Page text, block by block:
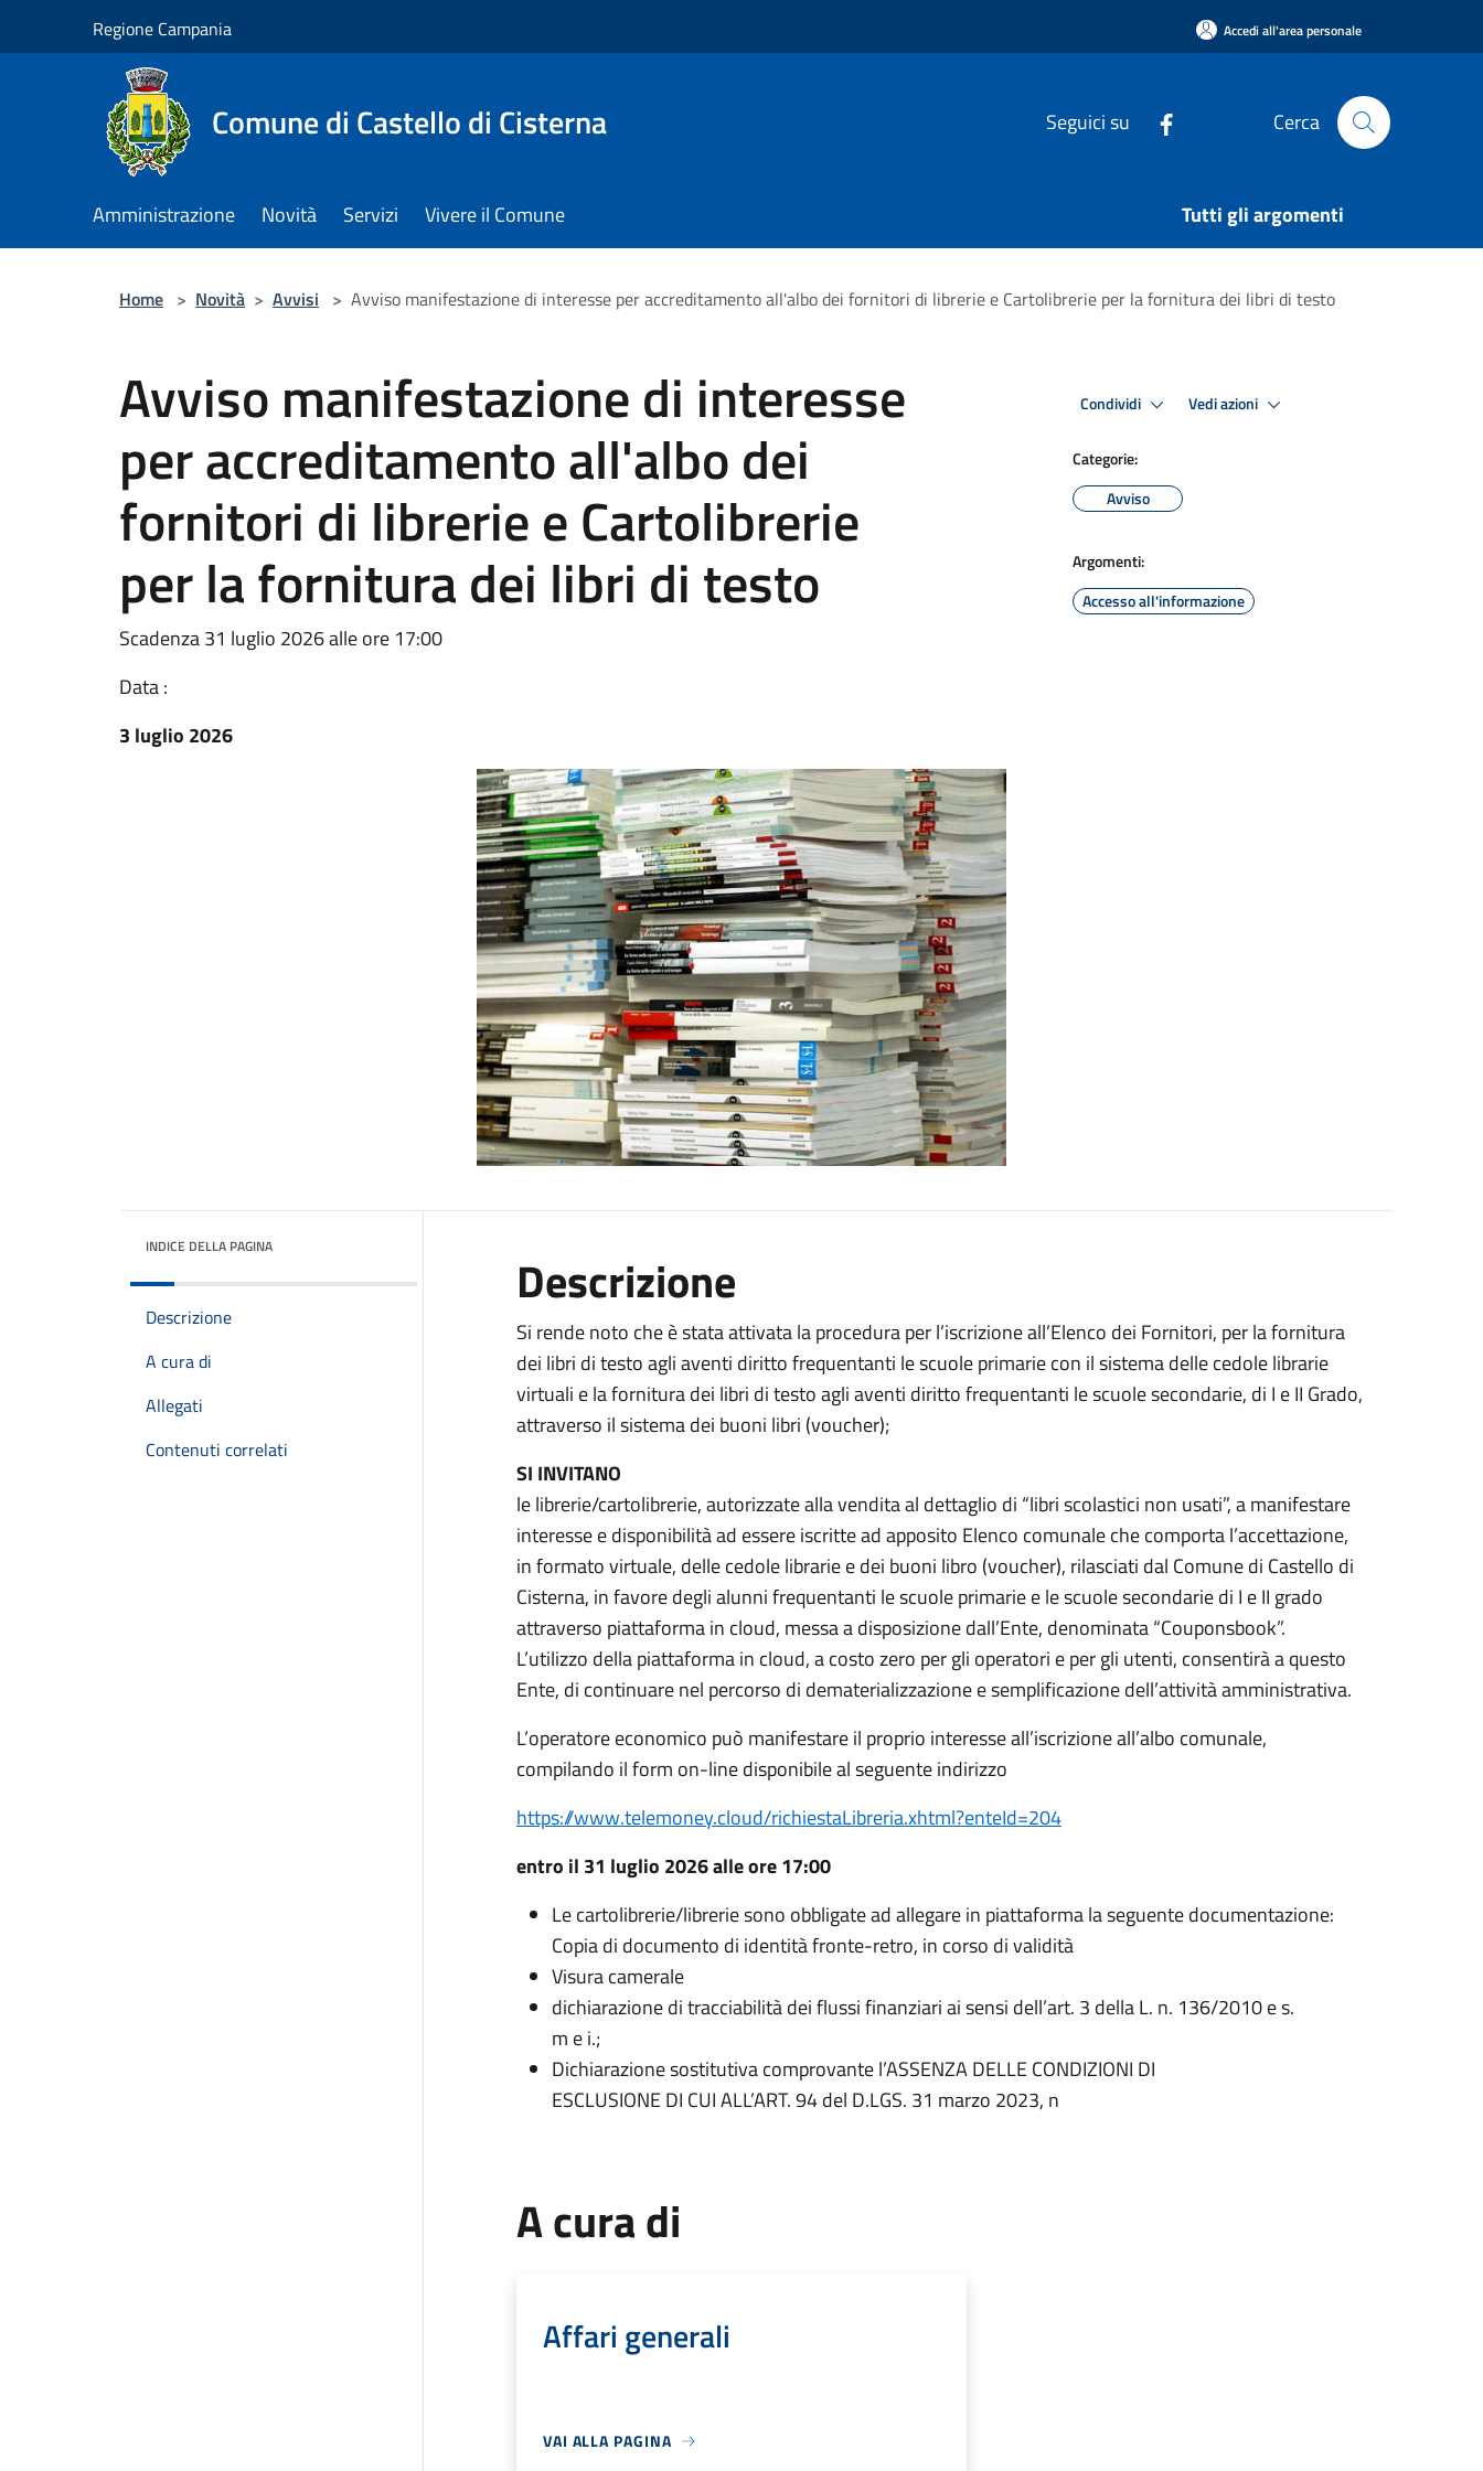
Regione Campania Accedi all'area personale
Comune di Castello di Cisterna Seguici su Cerca
Amministrazione Novità Servizi Vivere il Comune Tutti gli argomenti
Home > Novità > Avvisi > Avviso manifestazione di interesse per accreditamento all'albo dei fornitori di librerie e Cartolibrerie per la fornitura dei libri di testo
Avviso manifestazione di interesse
per accreditamento all'albo dei
fornitori di librerie e Cartolibrerie
per la fornitura dei libri di testo
Scadenza 31 luglio 2026 alle ore 17:00
Data :
3 luglio 2026
Condividi Vedi azioni
Categorie:
Avviso
Argomenti:
Accesso all'informazione
INDICE DELLA PAGINA
Descrizione
A cura di
Allegati
Contenuti correlati
Descrizione
Si rende noto che èstata attivatala procedura per l’iscrizione all’Elenco dei Fornitori, perlafornitura
dei libri di testo agli aventi diritto frequentanti le scuole primarie con il sistema dellecedole librarie
virtuali e la fornitura dei libri di testo agli aventi diritto frequentanti le scuolesecondarie, di I e II Grado,
attraverso il sistema dei buoni libri (voucher);
SI INVITANO
le librerie/cartolibrerie, autorizzate alla vendita al dettaglio di “libri scolastici non usati”, a manifestare
interesse e disponibilità ad essere iscritte ad apposito Elenco comunale che comporta l’accettazione,
in formato virtuale, delle cedole librarie e dei buoni libro (voucher), rilasciati dal Comune di Castello di
Cisterna, in favore degli alunni frequentanti le scuole primarie e le scuole secondarie di I e II grado
attraverso piattaforma in cloud, messa a disposizione dall’Ente, denominata “Couponsbook”.
L’utilizzo della piattaforma in cloud, a costo zero per gli operatori e per gli utenti, consentirà a questo
Ente, di continuare nel percorso di dematerializzazione e semplificazione dell’attività amministrativa.
L’operatore economico può manifestare il proprio interesse all’iscrizione all’albo comunale,
compilando il form on-line disponibile al seguente indirizzo
https://www.telemoney.cloud/richiestaLibreria.xhtml?enteId=204
entro il 31 luglio 2026 alle ore 17:00
Le cartolibrerie/librerie sono obbligate ad allegare in piattaforma la seguente documentazione:
Copia di documento di identità fronte-retro, in corso di validità
Visura camerale
dichiarazione di tracciabilità dei flussi finanziari ai sensi dell’art. 3 della L. n. 136/2010 e s.
m e i.;
Dichiarazione sostitutiva comprovante l’ASSENZA DELLE CONDIZIONI DI
ESCLUSIONE DI CUI ALL’ART. 94 del D.LGS. 31 marzo 2023, n
A cura di
Affari generali
VAI ALLA PAGINA